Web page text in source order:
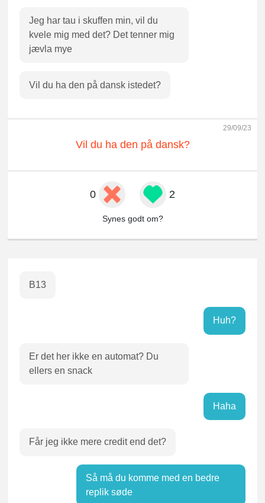
Jeg har tau i skuffen min, vil du
kvele mig med det? Det tenner mig
jævla mye
Vil du ha den på dansk istedet?
29/09/23
Vil du ha den på dansk?
0 2
Synes godt om?
B13
Huh?
Er det her ikke en automat? Du
ellers en snack
Haha
Får jeg ikke mere credit end det?
Så må du komme med en bedre
replik søde